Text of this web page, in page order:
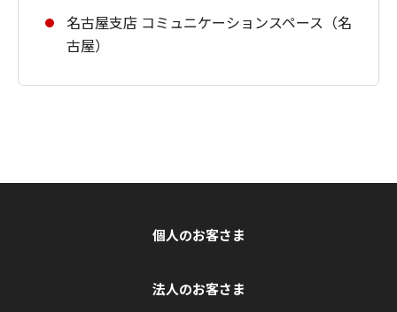
名古屋支店 コミュニケーションスペース（名
古屋）
個人のお客さま
法人のお客さま